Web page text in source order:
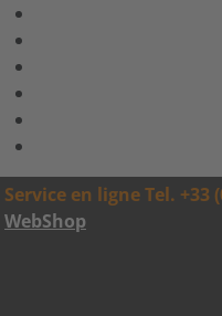
Service en ligne Tel. +33
WebShop